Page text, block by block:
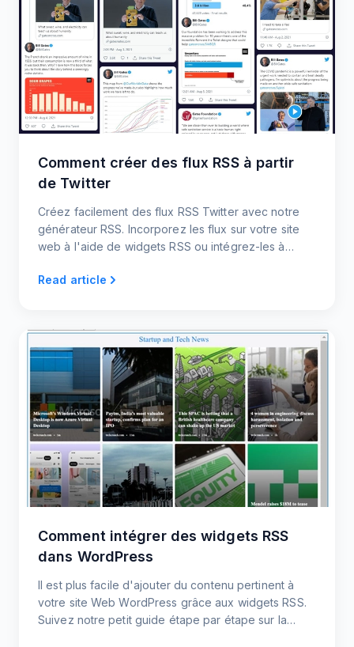
Comment créer des flux RSS à partir
de Twitter
Créez facilement des flux RSS Twitter avec notre
générateur RSS. Incorporez les flux sur votre site
web à l'aide de widgets RSS ou intégrez-les à
Read article
Comment intégrer des widgets RSS
dans WordPress
Il est plus facile d'ajouter du contenu pertinent à
votre site Web WordPress grâce aux widgets RSS.
Suivez notre petit guide étape par étape sur la